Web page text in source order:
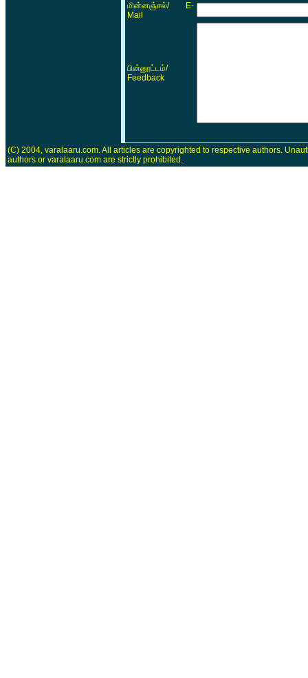
மின்னஞ்சல்/ E-
Mail
பின்னூட்டம்/
Feedback
(C) 2004, varalaaru.com. All articles are copyrighted to respective authors.
authors or varalaaru.com are strictly prohibited.